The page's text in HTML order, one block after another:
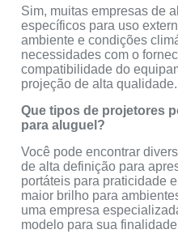
Sim, muitas empresas de
específicos para uso
ambiente e condições
necessidades com o
compatibilidade do
projeção de alta qualidade.
Que tipos de projetores
para aluguel?
Você pode encontrar
de alta definição para
portáteis para praticidade
maior brilho para
uma empresa
modelo para sua